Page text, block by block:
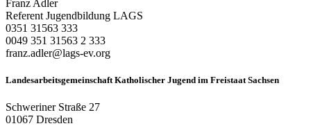
Franz Adler
Referent Jugendbildung LAGS
0351 31563 333
0049 351 31563 2 333
franz.adler@lags-ev.org
Landesarbeitsgemeinschaft Katholischer Jugend im Freistaat Sachsen
Schweriner Straße 27
01067 Dresden